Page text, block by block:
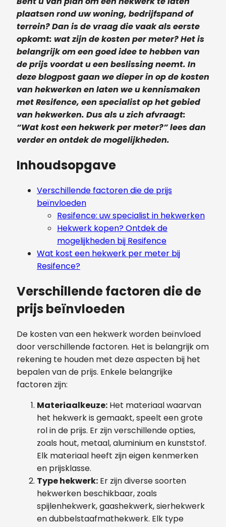
plaatsen rond uw woning, bedrijfspand of
terrein? Dan is de vraag die vaak als eerste
opkomt: wat zijn de kosten per meter? Het is
belangrijk om een goed idee te hebben van
de prijs voordat u een beslissing neemt. In
deze blogpost gaan we dieper in op de kosten
van hekwerken en laten we u kennismaken
met Resifence, een specialist op het gebied
van hekwerken. Dus als u zich afvraagt:
“Wat kost een hekwerk per meter?” lees dan
verder en ontdek de mogelijkheden.
Inhoudsopgave
Verschillende factoren die de prijs
beïnvloeden
Resifence: uw specialist in hekwerken
Hekwerk kopen? Ontdek de
mogelijkheden bij Resifence
Wat kost een hekwerk per meter bij
Resifence?
Verschillende factoren die de
prijs beïnvloeden
De kosten van een hekwerk worden beïnvloed
door verschillende factoren. Het is belangrijk om
rekening te houden met deze aspecten bij het
bepalen van de prijs. Enkele belangrijke
factoren zijn:
Materiaalkeuze: Het materiaal waarvan
het hekwerk is gemaakt, speelt een grote
rol in de prijs. Er zijn verschillende opties,
zoals hout, metaal, aluminium en kunststof.
Elk materiaal heeft zijn eigen kenmerken
en prijsklasse.
Type hekwerk: Er zijn diverse soorten
hekwerken beschikbaar, zoals
spijlenhekwerk, gaashekwerk, sierhekwerk
en dubbelstaafmathekwerk. Elk type